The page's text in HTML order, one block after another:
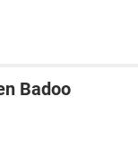
Badoo